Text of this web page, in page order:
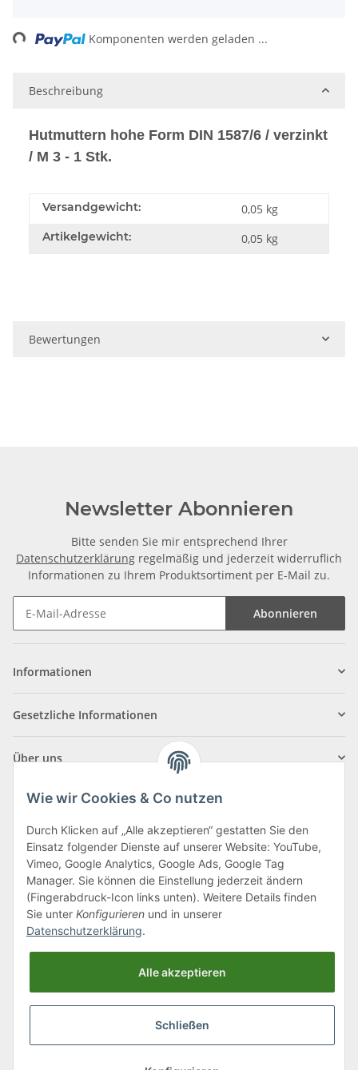
Komponenten werden geladen ...
Beschreibung
Hutmuttern hohe Form DIN 1587/6 / verzinkt
/ M 3 - 1 Stk.
Versandgewicht: 0,05 kg
Artikelgewicht: 0,05 kg
Bewertungen
Newsletter Abonnieren
Bitte senden Sie mir entsprechend Ihrer
Datenschutzerklärung regelmäßig und jederzeit widerruflich
Informationen zu Ihrem Produktsortiment per E-Mail zu.
Abonnieren
Informationen
Gesetzliche Informationen
Über uns
Klagenfurter Straße 29
9556 Liebenfels
Montag bis Donnerstag: 8:00 bis 16:30 Uhr
Freitag: 8:00 bis 12:00 Uhr
Tel.:0043 (0) 4262 50900
office@cncshop.at
Wie wir Cookies & Co nutzen
Durch Klicken auf „Alle akzeptieren“ gestatten Sie den
Einsatz folgender Dienste auf unserer Website: YouTube,
Vimeo, Google Analytics, Google Ads, Google Tag
Manager. Sie können die Einstellung jederzeit ändern
(Fingerabdruck-Icon links unten). Weitere Details finden
Sie unter Konfigurieren und in unserer
Datenschutzerklärung.
Alle akzeptieren
Schließen